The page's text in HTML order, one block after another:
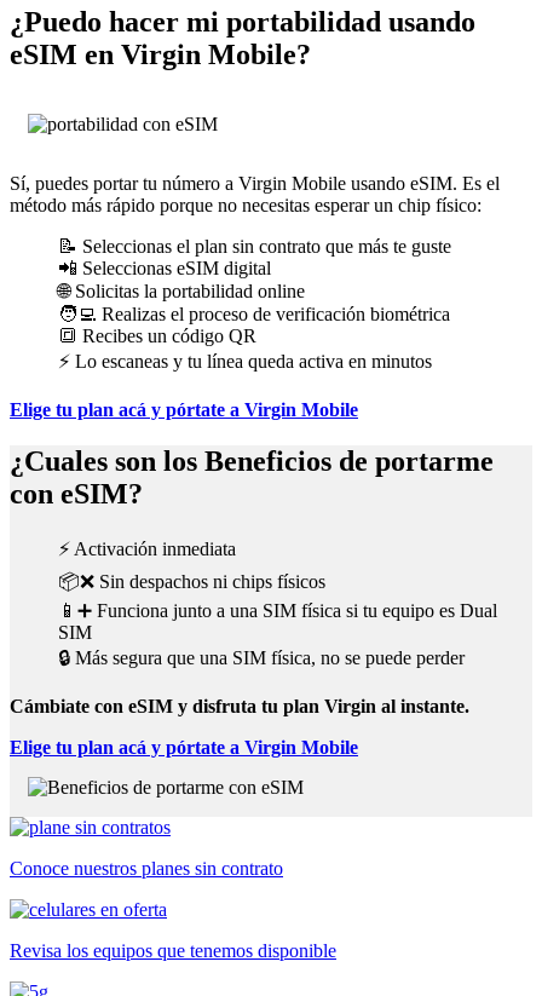
¿Puedo hacer mi portabilidad usando
eSIM en Virgin Mobile?
Sí, puedes portar tu número a Virgin Mobile usando eSIM. Es el
método más rápido porque no necesitas esperar un chip físico:
📝 Seleccionas el plan sin contrato que más te guste
📲 Seleccionas eSIM digital
🌐 Solicitas la portabilidad online
🧑‍💻 Realizas el proceso de verificación biométrica
🔳 Recibes un código QR
⚡ Lo escaneas y tu línea queda activa en minutos
Elige tu plan acá y pórtate a Virgin Mobile
¿Cuales son los Beneficios de portarme
con eSIM?
⚡ Activación inmediata
📦❌ Sin despachos ni chips físicos
📱➕ Funciona junto a una SIM física si tu equipo es Dual
SIM
🔒 Más segura que una SIM física, no se puede perder
Cámbiate con eSIM y disfruta tu plan Virgin al instante.
Elige tu plan acá y pórtate a Virgin Mobile
Conoce nuestros planes sin contrato
Revisa los equipos que tenemos disponible